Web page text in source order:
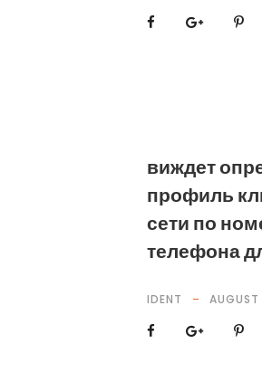
виждет
профиль
сети по
телефона
IDENT